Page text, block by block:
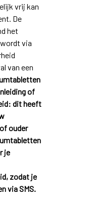
vrij kan
De
het
via
van een
of
dit heeft
ouder
je
zodat je
via SMS.